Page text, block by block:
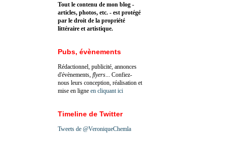
Tout le contenu de mon blog -
articles, photos, etc. - est protégé
par le droit de la propriété
littéraire et artistique.
Pubs, évènements
Rédactionnel, publicité, annonces
d'évènements, flyers ... Confiez-
nous leurs conception, réalisation et
mise en ligne en cliquant ici
Timeline de Twitter
Tweets de @VeroniqueChemla